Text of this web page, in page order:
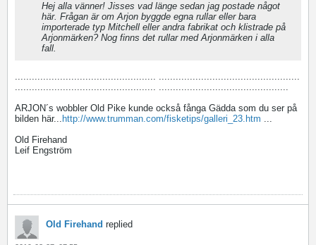
Hej alla vänner! Jisses vad länge sedan jag postade något
här. Frågan är om Arjon byggde egna rullar eller bara
importerade typ Mitchell eller andra fabrikat och klistrade på
Arjonmärken? Nog finns det rullar med Arjonmärken i alla
fall.
.................................................. ..................................................
.................................................. ..............................................
ARJON´s wobbler Old Pike kunde också fånga Gädda som du ser på
bilden här... http://www.trumman.com/fisketips/galleri_23.htm ...
Old Firehand
Leif Engström
Old Firehand replied